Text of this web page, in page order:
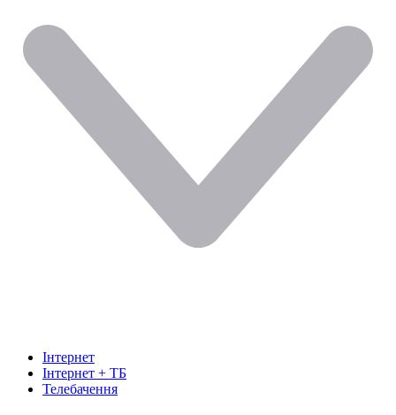
Інтернет
Інтернет + ТБ
Телебачення